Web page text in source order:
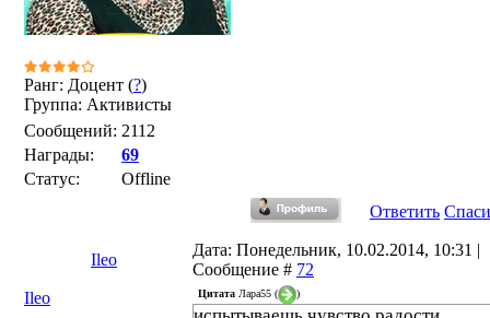
Ранг: Доцент (?)
Группа: Активисты
Сообщений: 2112
Награды:
69
Статус:
Offline
Ответить
Ileo
Дата: Понедельник, 10.02.2014, 10:31 |
Сообщение # 72
Ileo
Цитата Лара55 ( )